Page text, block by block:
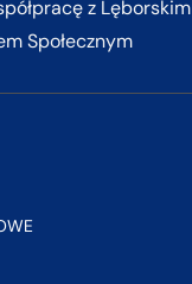
z Lęborskim
Społecznym